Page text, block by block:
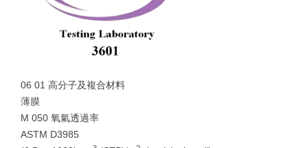
06 01 高分子及複合材料
薄膜
M 050 氧氣透過率
ASTM D3985